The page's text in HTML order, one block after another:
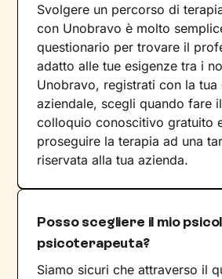
Svolgere un percorso di
con Unobravo è molto
questionario per trovare il
adatto alle tue esigenze tra i
Unobravo, registrati con la tua
aziendale, scegli quando fare
colloquio conoscitivo gratuito
proseguire la terapia ad una
riservata alla tua azienda.
Posso scegliere il mio
psicoterapeuta?
Siamo sicuri che attraverso il